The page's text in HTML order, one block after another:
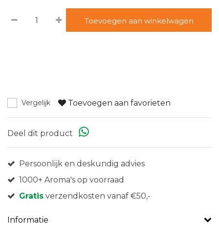
Toevoegen aan winkelwagen
Vergelijk Toevoegen aan favorieten
Deel dit product
Persoonlijk en deskundig advies
1000+ Aroma's op voorraad
Gratis verzendkosten vanaf €50,-
Informatie